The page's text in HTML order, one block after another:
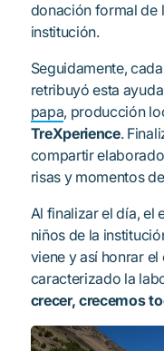
donación formal de
institución.
Seguidamente,
retribuyó esta
papa, producción
TreXperience.
compartir
risas y momentos
Al finalizar el día, el
niños de la
viene y así honrar
caracterizado la
crecer, crecemos